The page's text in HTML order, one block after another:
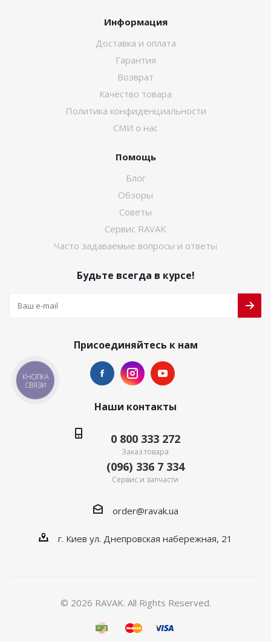
Информация
Доставка и оплата
Гарантия
Возврат
Качество товара
Политика конфиденциальности
СМИ о нас
Помощь
Блог
Обзоры
Советы
Сервис RAVAK
Часто задаваемые вопросы и ответы
Будьте всегда в курсе!
Присоединяйтесь к нам
Наши контакты
0 800 333 272
Заказ товара
(096) 336 7 334
Сервис и запчасти
order@ravak.ua
г. Киев ул. Днепровская набережная, 21
© 2026 RAVAK. All Rights Reserved.
КНОПКА
СВЯЗИ